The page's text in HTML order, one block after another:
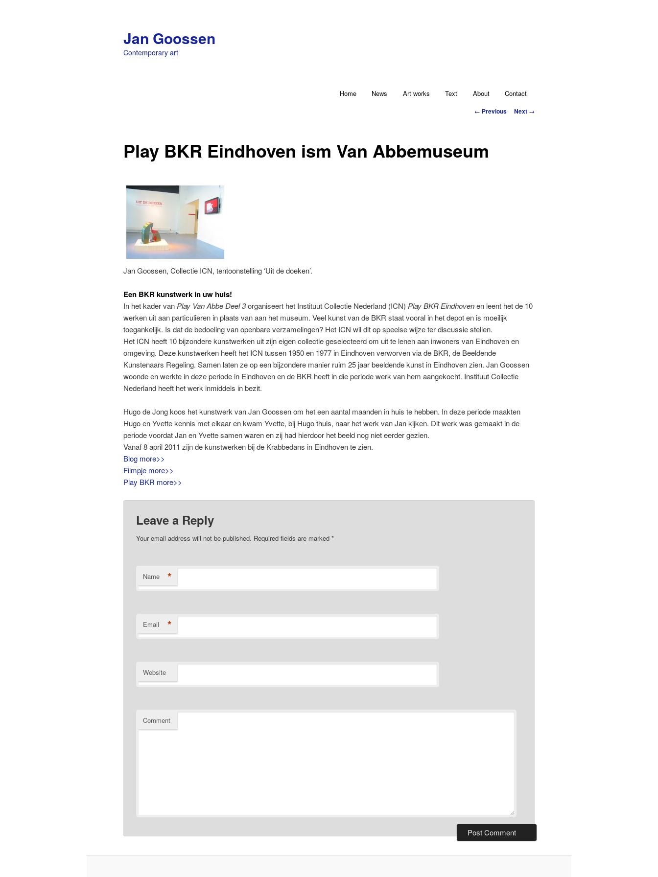
Jan Goossen
Contemporary art
Home News Art works Text About Contact
Post navigation
← Previous Next →
Play BKR Eindhoven ism Van Abbemuseum
Jan Goossen, Collectie ICN, tentoonstelling ‘Uit de doeken’.
Een BKR kunstwerk in uw huis!
In het kader van Play Van Abbe Deel 3organiseert het Instituut Collectie Nederland (ICN) Play BKR Eindhovenen leent het de 10
werken uit aan particulieren in plaats van aan het museum. Veel kunst van de BKR staat vooral in het depot en is moeilijk
toegankelijk. Is dat de bedoeling van openbare verzamelingen? Het ICN wil dit op speelse wijze ter discussie stellen.
Het ICN heeft 10 bijzondere kunstwerken uit zijn eigen collectie geselecteerd om uit te lenen aan inwoners van Eindhoven en
omgeving. Deze kunstwerken heeft het ICN tussen 1950 en 1977 in Eindhoven verworven via de BKR, de Beeldende
Kunstenaars Regeling. Samen laten ze op een bijzondere manier ruim 25 jaar beeldende kunst in Eindhoven zien. Jan Goossen
woonde en werkte in deze periode in Eindhoven en de BKR heeft in die periode werk van hem aangekocht. Instituut Collectie
Nederland heeft het werk inmiddels in bezit.
Hugo de Jong koos het kunstwerk van Jan Goossen om het een aantal maanden in huis te hebben. In deze periode maakten
Hugo en Yvette kennis met elkaar en kwam Yvette, bij Hugo thuis, naar het werk van Jan kijken. Dit werk was gemaakt in de
periode voordat Jan en Yvette samen waren en zij had hierdoor het beeld nog niet eerder gezien.
Vanaf 8 april 2011 zijn de kunstwerken bij de Krabbedans in Eindhoven te zien.
Blog more>>
Filmpje more>>
Play BKR more>>
Leave a Reply
Your email address will not be published. Required fields are marked *
Name *
Email *
Website
Comment